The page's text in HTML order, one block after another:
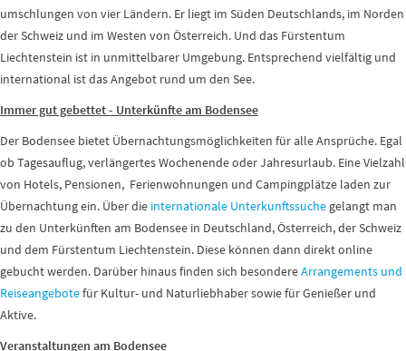
umschlungen von vier Ländern. Er liegt im Süden Deutschlands, im Norden
der Schweiz und im Westen von Österreich. Und das Fürstentum
Liechtenstein ist in unmittelbarer Umgebung. Entsprechend vielfältig und
international ist das Angebot rund um den See.
Immer gut gebettet - Unterkünfte am Bodensee
Der Bodensee bietet Übernachtungsmöglichkeiten für alle Ansprüche. Egal
ob Tagesauflug, verlängertes Wochenende oder Jahresurlaub. Eine Vielzahl
von Hotels, Pensionen, Ferienwohnungen und Campingplätze laden zur
Übernachtung ein. Über die internationale Unterkunftssuche gelangt man
zu den Unterkünften am Bodensee in Deutschland, Österreich, der Schweiz
und dem Fürstentum Liechtenstein. Diese können dann direkt online
gebucht werden. Darüber hinaus finden sich besondereArrangements und
Reiseangebotefür Kultur- und Naturliebhaber sowie für Genießer und
Aktive.
Veranstaltungen am Bodensee